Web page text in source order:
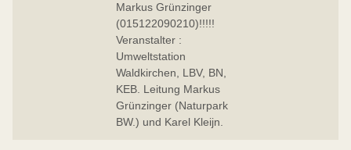
Markus Grünzinger
(015122090210)!!!!!
Veranstalter :
Umweltstation
Waldkirchen, LBV, BN,
KEB. Leitung Markus
Grünzinger (Naturpark
BW.) und Karel Kleijn.